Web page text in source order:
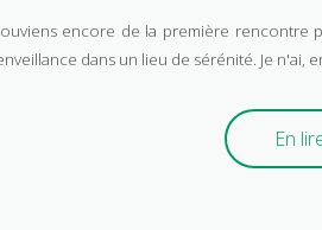
encore de la première rencontre
dans un lieu de sérénité. Je n'ai,
En